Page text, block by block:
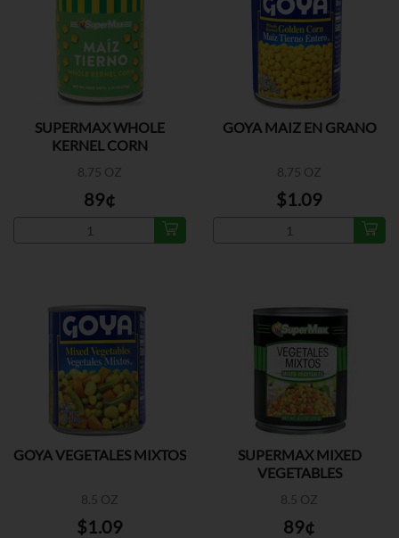
SUPERMAX WHOLE
KERNEL CORN
8.75 OZ
89¢
GOYA MAIZ EN GRANO
8.75 OZ
$1.09
GOYA VEGETALES MIXTOS
8.5 OZ
$1.09
SUPERMAX MIXED
VEGETABLES
8.5 OZ
89¢